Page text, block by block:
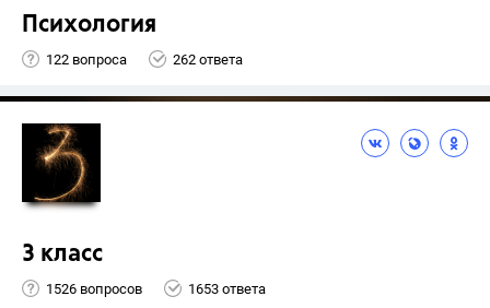
Психология
122 вопроса 262 ответа
3 класс
1526 вопросов 1653 ответа